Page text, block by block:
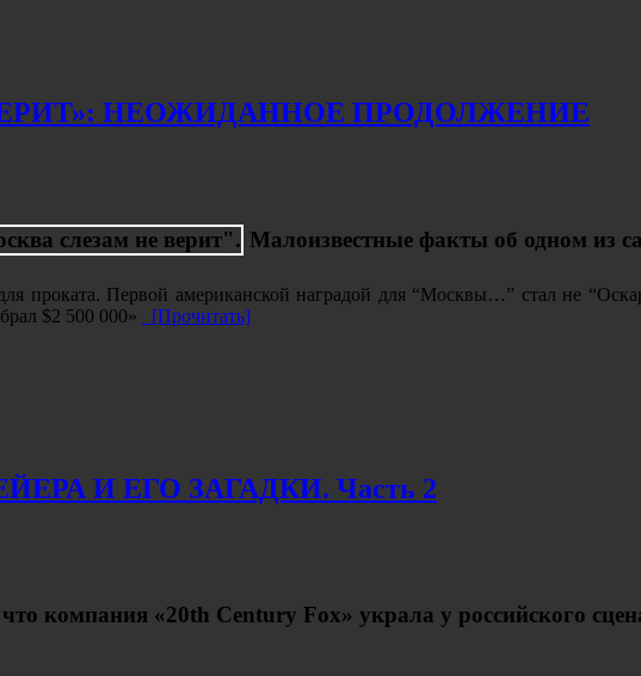
НЕОЖИДАННОЕ ПРОДОЛЖЕНИЕ
Малоизвестные факты об одном из
проката. Первой американской наградой для “Москвы…” стал не
$2 500 000»
[Прочитать]
И ЕГО ЗАГАДКИ. Часть 2
компания «20th Century Fox» украла у российского